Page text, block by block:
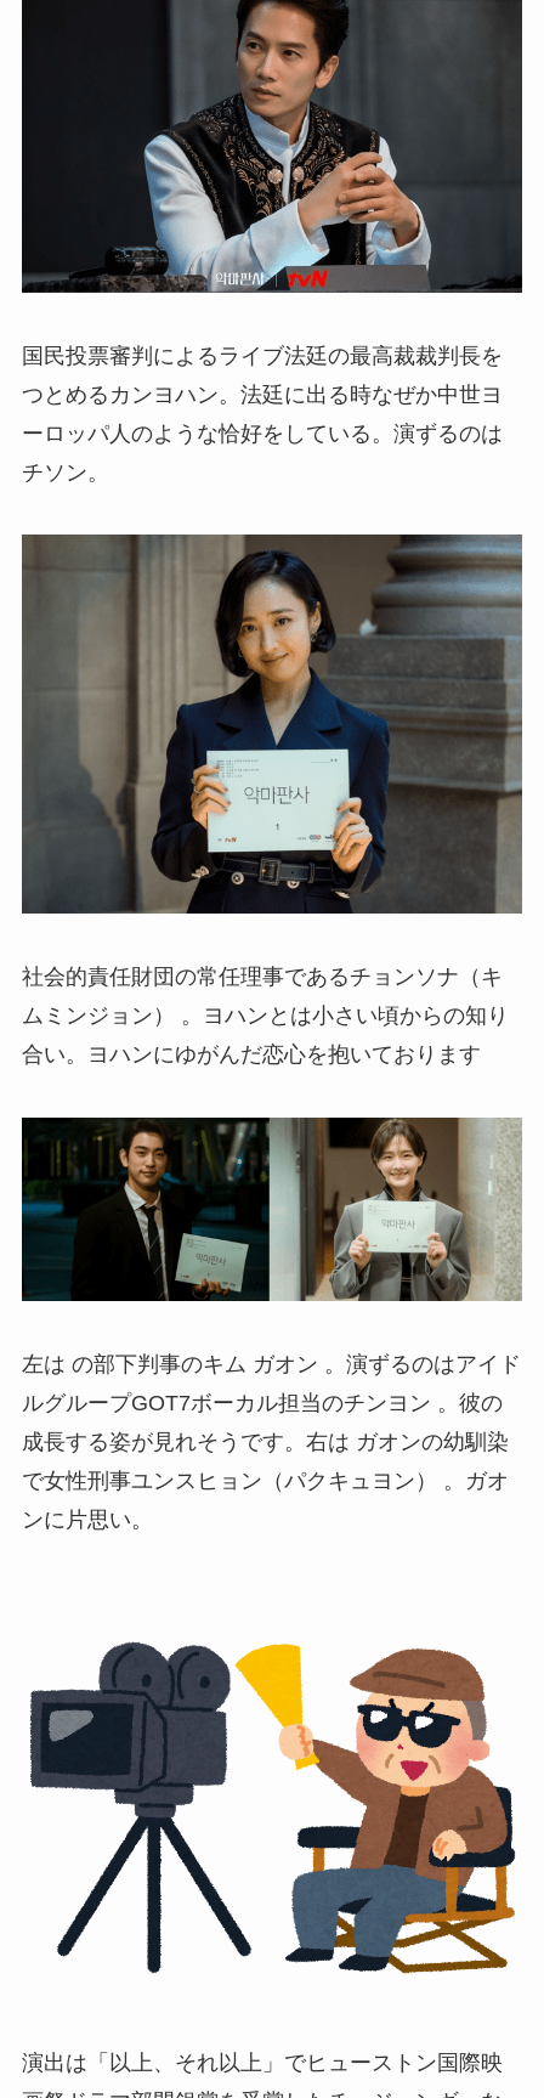
国民投票審判によるライブ法廷の最高裁裁判長を
つとめるカンヨハン。法廷に出る時なぜか中世ヨ
ーロッパ人のような恰好をしている。演ずるのは
チソン。
社会的責任財団の常任理事であるチョンソナ（キ
ムミンジョン） 。ヨハンとは小さい頃からの知り
合い。ヨハンにゆがんだ恋心を抱いております
左は の部下判事のキム ガオン 。演ずるのはアイド
ルグループGOT7ボーカル担当のチンヨン 。彼の
成長する姿が見れそうです。右は ガオンの幼馴染
で女性刑事ユンスヒョン（パクキュヨン） 。ガオ
ンに片思い。
演出は「以上、それ以上」でヒューストン国際映